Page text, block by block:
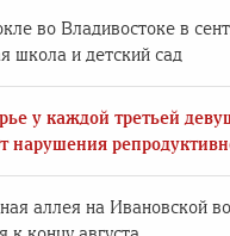
во Владивостоке в
школа и детский сад
у каждой третьей
нарушения
аллея на Ивановской